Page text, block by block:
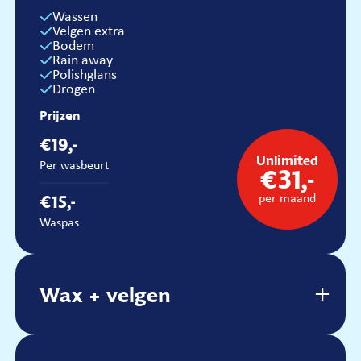
Prijzen
€36,-
Per wasbeurt
€32,-
Unlimited
€31,-
per maand
Wassen
Velgen extra
Bodem
Rain away
Polishglans
Drogen
Prijzen
€19,-
Per wasbeurt
€15,-
Waspas
Wax + velgen
Wax + velgen